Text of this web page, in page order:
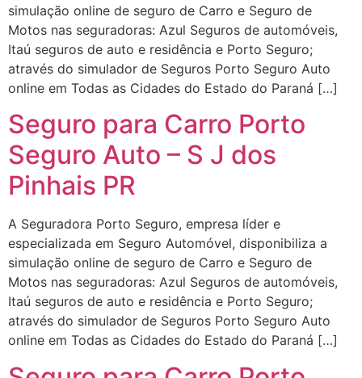
simulação online de seguro de Carro e Seguro de
Motos nas seguradoras: Azul Seguros de automóveis,
Itaú seguros de auto e residência e Porto Seguro;
através do simulador de Seguros Porto Seguro Auto
online em Todas as Cidades do Estado do Paraná […]
Seguro para Carro Porto
Seguro Auto – S J dos
Pinhais PR
A Seguradora Porto Seguro, empresa líder e
especializada em Seguro Automóvel, disponibiliza a
simulação online de seguro de Carro e Seguro de
Motos nas seguradoras: Azul Seguros de automóveis,
Itaú seguros de auto e residência e Porto Seguro;
através do simulador de Seguros Porto Seguro Auto
online em Todas as Cidades do Estado do Paraná […]